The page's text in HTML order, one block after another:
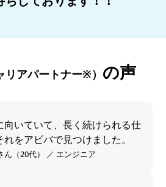
リアパートナー※） の声
向いていて、長く続けられる仕
れをアビバで見つけました。
ん（20代） ／ エンジニア